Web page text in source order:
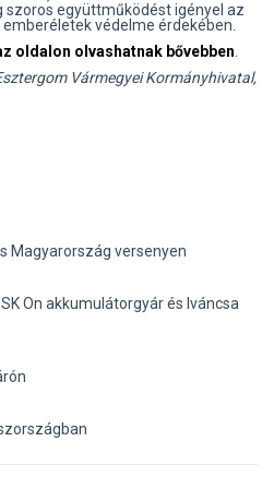
szoros együttműködést igényel az
védelme érdekében.
oldalon olvashatnak bővebben
Vármegyei Kormányhivatal,
Magyarország versenyen
On akkumulátorgyár és Iváncsa